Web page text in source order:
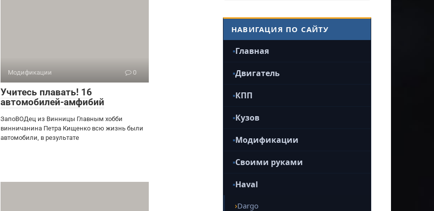
Модификации 0
Учитесь плавать! 16
автомобилей-амфибий
ЗапоВОДец из Винницы Главным хобби
винничанина Петра Кищенко всю жизнь были
автомобили, в результате
НАВИГАЦИЯ ПО САЙТУ
Главная
Двигатель
КПП
Кузов
Модификации
Своими руками
Haval
Dargo